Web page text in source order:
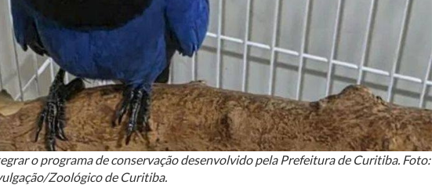
o programa de conservação desenvolvido pela Prefeitura de Curitiba. Foto:
Zoológico de Curitiba.